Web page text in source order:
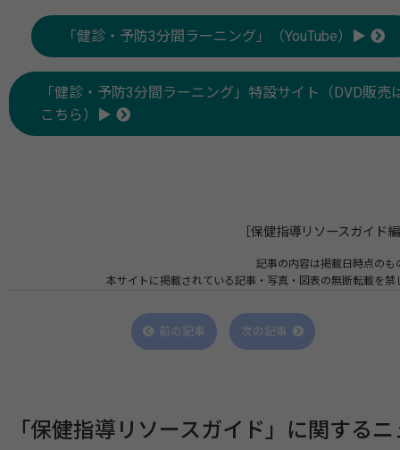
「健診・予防3分間ラーニング」（YouTube）▶
「健診・予防3分間ラーニング」特設サイト（DVD販売
こちら）▶
［保健指導リソースガイド
記事の内容は掲載日時点のも
本サイトに掲載されている記事・写真・図表の無断転載を禁
前の記事 次の記事
「保健指導リソースガイド」に関する